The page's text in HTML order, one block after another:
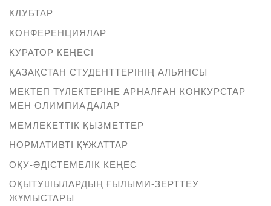
КЛУБТАР
КОНФЕРЕНЦИЯЛАР
КУРАТОР КЕҢЕСІ
ҚАЗАҚСТАН СТУДЕНТТЕРІНІҢ АЛЬЯНСЫ
МЕКТЕП ТҮЛЕКТЕРІНЕ АРНАЛҒАН КОНКУРСТАР
МЕН ОЛИМПИАДАЛАР
МЕМЛЕКЕТТІК ҚЫЗМЕТТЕР
НОРМАТИВТІ ҚҰЖАТТАР
ОҚУ-ӘДІСТЕМЕЛІК КЕҢЕС
ОҚЫТУШЫЛАРДЫҢ ҒЫЛЫМИ-ЗЕРТТЕУ
ЖҰМЫСТАРЫ